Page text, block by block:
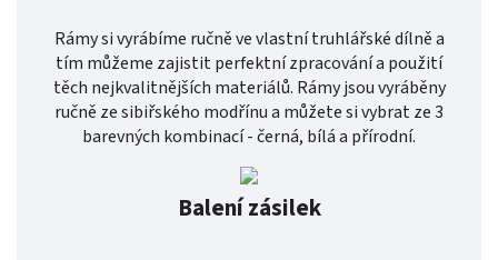
Rámy si vyrábíme ručně ve vlastní truhlářské dílně a
tím můžeme zajistit perfektní zpracování a použití
těch nejkvalitnějších materiálů. Rámy jsou vyráběny
ručně ze sibiřského modřínu a můžete si vybrat ze 3
barevných kombinací - černá, bílá a přírodní.
Balení zásilek